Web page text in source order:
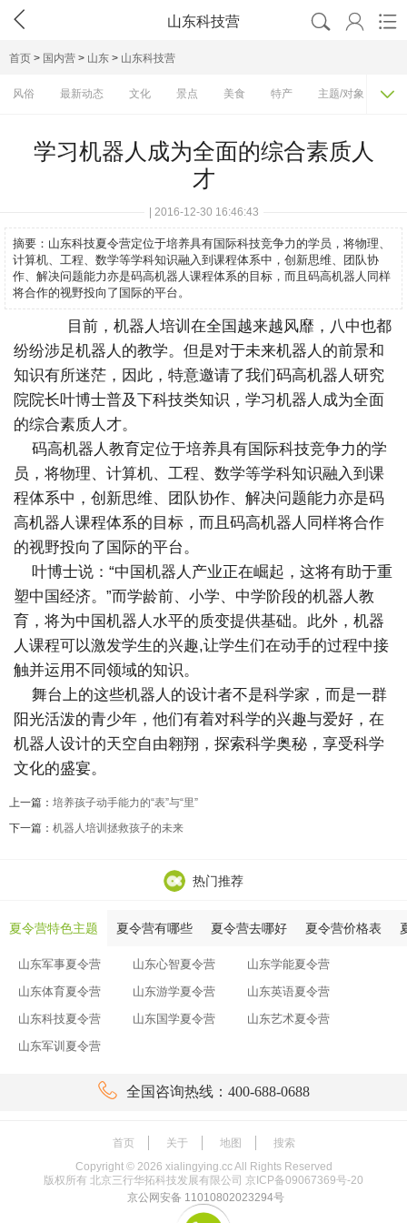
 山东科技营   
首页 > 国内营 > 山东 > 山东科技营
风俗 最新动态 文化 景点 美食 特产 主题/对象 费

学习机器人成为全面的综合素质人
才
| 2016-12-30 16:46:43
摘要： 山东科技夏令营定位于培养具有国际科技竞争力的学员，将物理、
计算机、工程、数学等学科知识融入到课程体系中，创新思维、团队协
作、解决问题能力亦是码高机器人课程体系的目标，而且码高机器人同样
将合作的视野投向了国际的平台。
目前，机器人培训在全国越来越风靡，八中也都
纷纷涉足机器人的教学。但是对于未来机器人的前景和
知识有所迷茫，因此，特意邀请了我们码高机器人研究
院院长叶博士普及下科技类知识，学习机器人成为全面
的综合素质人才。
码高机器人教育定位于培养具有国际科技竞争力的学
员，将物理、计算机、工程、数学等学科知识融入到课
程体系中，创新思维、团队协作、解决问题能力亦是码
高机器人课程体系的目标，而且码高机器人同样将合作
的视野投向了国际的平台。
叶博士说：“中国机器人产业正在崛起，这将有助于重
塑中国经济。”而学龄前、小学、中学阶段的机器人教
育，将为中国机器人水平的质变提供基础。此外，机器
人课程可以激发学生的兴趣,让学生们在动手的过程中接
触并运用不同领域的知识。
舞台上的这些机器人的设计者不是科学家，而是一群
阳光活泼的青少年，他们有着对科学的兴趣与爱好，在
机器人设计的天空自由翱翔，探索科学奥秘，享受科学
文化的盛宴。
上一篇： 培养孩子动手能力的“表”与“里”
下一篇： 机器人培训拯救孩子的未来
热门推荐
夏令营特色主题 夏令营有哪些 夏令营去哪好 夏令营价格表
山东军事夏令营 山东心智夏令营
山东学能夏令营
山东体育夏令营
山东游学夏令营
山东英语夏令营
山东科技夏令营
山东国学夏令营
山东艺术夏令营
山东军训夏令营
 全国咨询热线：400-688-0688
首页 关于 地图
搜索
Copyright © 2026 xialingying.cc All Rights Reserved
版权所有 北京三行华拓科技发展有限公司 京ICP备09067369号-20
京公网安备 11010802023294号